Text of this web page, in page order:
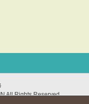
All Rights Reserved.